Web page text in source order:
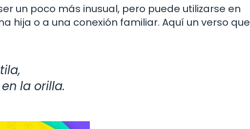
un poco más inusual, pero puede utilizarse en
hija o a una conexión familiar. Aquí un verso que
la orilla.